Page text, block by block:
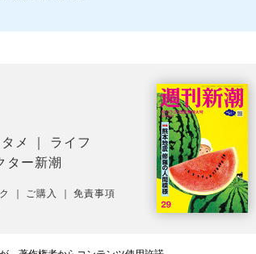
メ
ライフ
ター新潮
｜ ご購入 ｜免責事項